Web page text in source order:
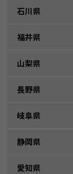
石川県
福井県
山梨県
長野県
岐阜県
静岡県
愛知県